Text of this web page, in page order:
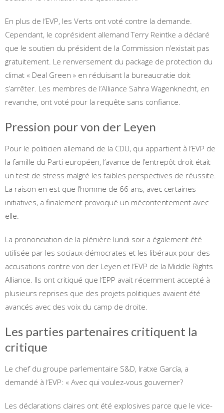
En plus de l’EVP, les Verts ont voté contre la demande.
Cependant, le coprésident allemand Terry Reintke a déclaré
que le soutien du président de la Commission n’existait pas
gratuitement. Le renversement du package de protection du
climat « Deal Green » en réduisant la bureaucratie doit
s’arrêter. Les membres de l’Alliance Sahra Wagenknecht, en
revanche, ont voté pour la requête sans confiance.
Pression pour von der Leyen
Pour le politicien allemand de la CDU, qui appartient à l’EVP de
la famille du Parti européen, l’avance de l’entrepôt droit était
un test de stress malgré les faibles perspectives de réussite.
La raison en est que l’homme de 66 ans, avec certaines
initiatives, a finalement provoqué un mécontentement avec
elle.
La prononciation de la plénière lundi soir a également été
utilisée par les sociaux-démocrates et les libéraux pour des
accusations contre von der Leyen et l’EVP de la Middle Rights
Alliance. Ils ont critiqué que l’EPP avait récemment accepté à
plusieurs reprises que des projets politiques avaient été
avancés avec des voix du camp de droite.
Les parties partenaires critiquent la
critique
Le chef du groupe parlementaire S&D, Iratxe García, a
demandé à l’EVP: « Avec qui voulez-vous gouverner?
Les déclarations claires ont été explosives parce que le vice-